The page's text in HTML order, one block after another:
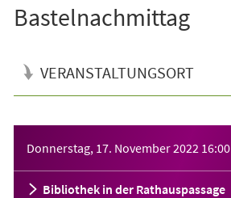
Bastelnachmittag
VERANSTALTUNGSORT
Donnerstag, 17. November 2022 16:00
Bibliothek in der Rathauspassage